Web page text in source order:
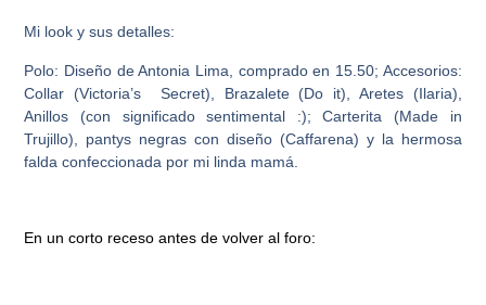
Mi look y sus detalles:
Polo: Diseño de Antonia Lima, comprado en 15.50; Accesorios:
Collar (Victoria’s Secret), Brazalete (Do it), Aretes (Ilaria),
Anillos (con significado sentimental :); Carterita (Made in
Trujillo), pantys negras con diseño (Caffarena) y la hermosa
falda confeccionada por mi linda mamá.
En un corto receso antes de volver al foro: